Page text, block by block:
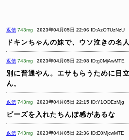
返信 743mg 2023年04月05日 22:06 ID:AzOTUzNzU
ドキンちゃんの妹で、ウソ泣きの名人
返信 743mg 2023年04月05日 22:08 ID:g0MjAwMTE
別に普通やん。エサもらうために目
ん。
返信 743mg 2023年04月05日 22:15 ID:Y1ODEzMjg
ビーズを入れたちんぽ感があるな
返信 743mg 2023年04月05日 22:36 ID:E0MjcwMTE